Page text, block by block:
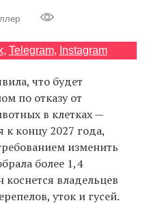
, Telegram, Instagram
что будет
по отказу от
в клетках —
к концу 2027 года,
изменить
более 1,4
владельцев
уток и гусей.